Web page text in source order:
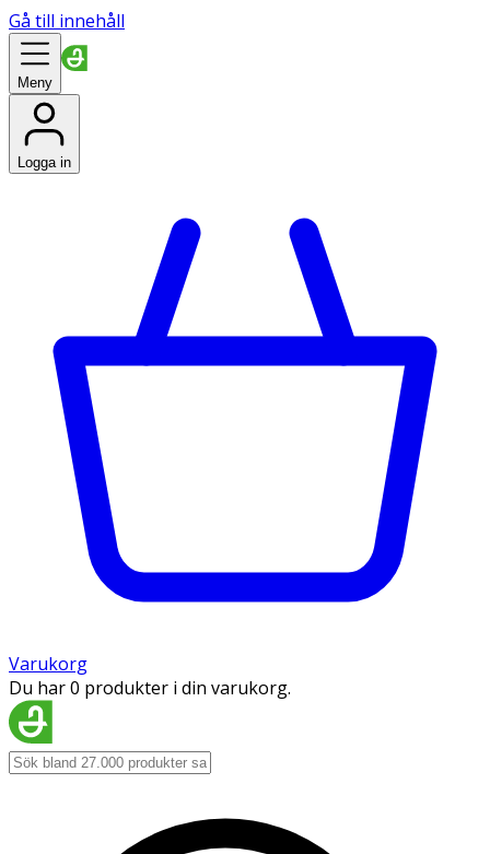
Gå till innehåll
Meny
Logga in
Varukorg
Du har 0 produkter i din varukorg.